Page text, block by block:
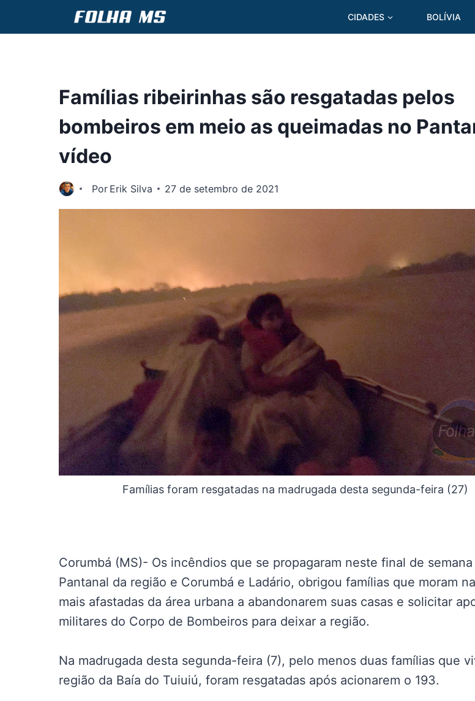
CIDADES BOLÍVIA
Famílias ribeirinhas são resgatadas pelos
bombeiros em meio as queimadas no
vídeo
Por Erik Silva 27 de setembro de 2021
Famílias foram resgatadas na madrugada desta segunda-feira (27)
Corumbá (MS)- Os incêndios que se propagaram neste final de
Pantanal da região e Corumbá e Ladário, obrigou famílias que moram
mais afastadas da área urbana a abandonarem suas casas e solicitar
militares do Corpo de Bombeiros para deixar a região.
Na madrugada desta segunda-feira (7), pelo menos duas famílias que
região da Baía do Tuiuiú, foram resgatadas após acionarem o 193.